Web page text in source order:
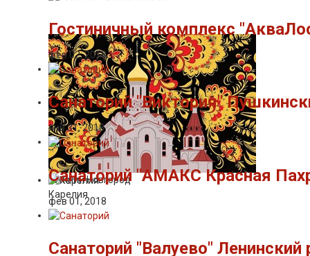
Нижний Новгород
Карелия
Гостиничный комплекс
фев 02, 2018
Санаторий "Виктория"
янв 31, 2018
Санаторий "АМАКС Красная
фев 01, 2018
Санаторий "Валуево" Ленинский